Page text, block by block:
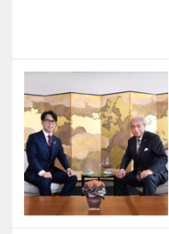
極ランチ
芦屋市制施行
80周年記念
展 と 芦屋和
洋館
MUSEUM構
想
兵庫県医師会